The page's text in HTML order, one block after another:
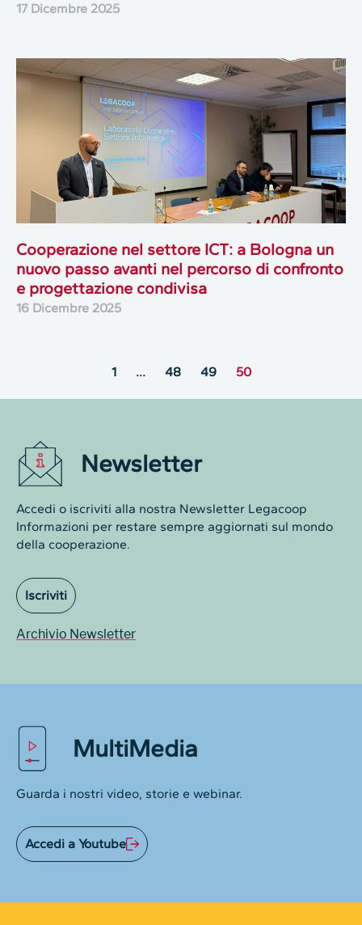
17 Dicembre 2025
Cooperazione nel settore ICT: a Bologna un
nuovo passo avanti nel percorso di confronto
e progettazione condivisa
16 Dicembre 2025
1 … 48 49 50
Newsletter
Accedi o iscriviti alla nostra Newsletter Legacoop
Informazioni per restare sempre aggiornati sul mondo
della cooperazione.
Iscriviti
Archivio Newsletter
MultiMedia
Guarda i nostri video, storie e webinar.
Accedi a Youtube